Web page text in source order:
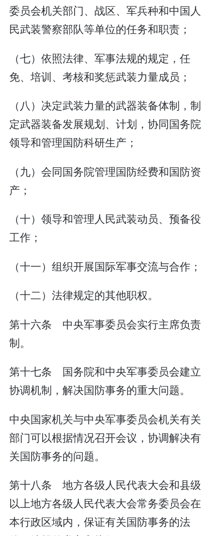
委员会机关部门、战区、军兵种和中国人
民武装警察部队等单位的任务和职责；
（七）依照法律、军事法规的规定，任
免、培训、考核和奖惩武装力量成员；
（八）决定武装力量的武器装备体制，制
定武器装备发展规划、计划，协同国务院
领导和管理国防科研生产；
（九）会同国务院管理国防经费和国防资
产；
（十）领导和管理人民武装动员、预备役
工作；
（十一）组织开展国际军事交流与合作；
（十二）法律规定的其他职权。
第十六条 中央军事委员会实行主席负责
制。
第十七条 国务院和中央军事委员会建立
协调机制，解决国防事务的重大问题。
中央国家机关与中央军事委员会机关有关
部门可以根据情况召开会议，协调解决有
关国防事务的问题。
第十八条 地方各级人民代表大会和县级
以上地方各级人民代表大会常务委员会在
本行政区域内，保证有关国防事务的法